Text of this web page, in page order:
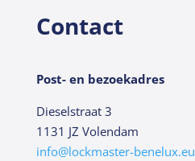
Contact
Post- en bezoekadres
Dieselstraat 3
1131 JZ Volendam
info@lockmaster-benelux.eu